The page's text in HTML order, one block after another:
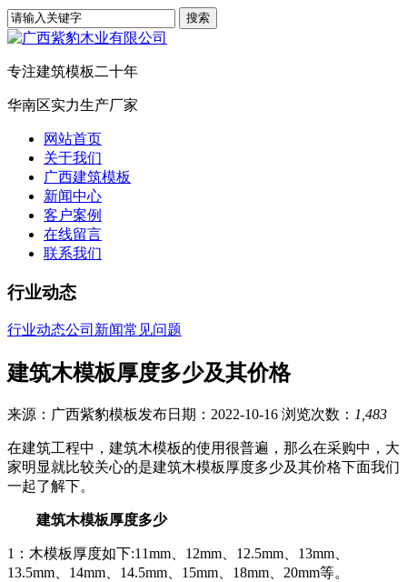
专注建筑模板二十年
华南区实力生产厂家
网站首页
关于我们
广西建筑模板
新闻中心
客户案例
在线留言
联系我们
行业动态
行业动态公司新闻常见问题
建筑木模板厚度多少及其价格
来源：广西紫豹模板发布日期：2022-10-16 浏览次数： 1,483
在建筑工程中，建筑木模板的使用很普遍，那么在采购中，大
家明显就比较关心的是建筑木模板厚度多少及其价格下面我们
一起了解下。
建筑木模板厚度多少
1：木模板厚度如下:11mm、12mm、12.5mm、13mm、
13.5mm、14mm、14.5mm、15mm、18mm、20mm等。